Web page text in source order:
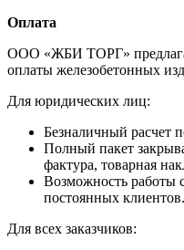
Оплата
ООО «ЖБИ ТОРГ»
оплаты железобетонных
Для юридических лиц:
Безналичный расчет
Полный пакет
фактура, товарная
Возможность работы
постоянных клиентов.
Для всех заказчиков: